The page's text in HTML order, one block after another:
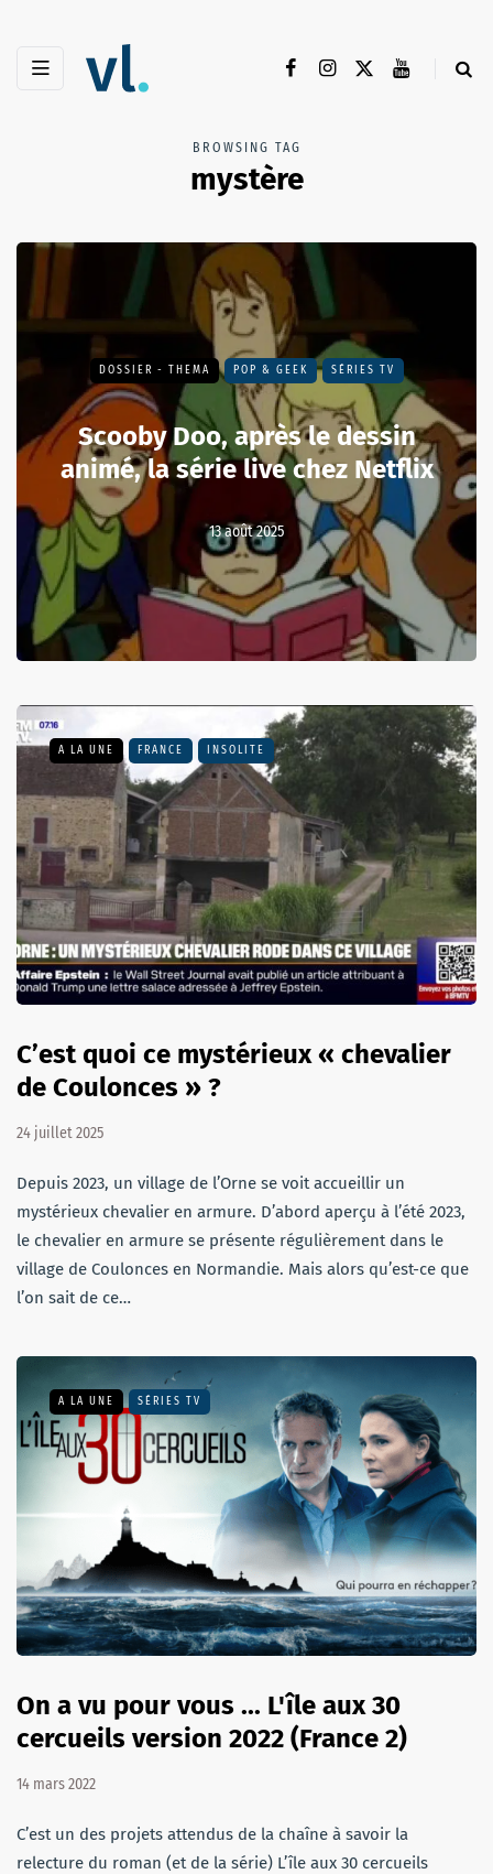
BROWSING TAG
mystère
DOSSIER - THEMA POP & GEEK SÉRIES TV
Scooby Doo, après le dessin
animé, la série live chez Netflix
13 août 2025
A LA UNE FRANCE INSOLITE
C’est quoi ce mystérieux « chevalier
de Coulonces » ?
24 juillet 2025
Depuis 2023, un village de l’Orne se voit accueillir un
mystérieux chevalier en armure. D’abord aperçu à l’été 2023,
le chevalier en armure se présente régulièrement dans le
village de Coulonces en Normandie. Mais alors qu’est-ce que
l’on sait de ce…
A LA UNE SÉRIES TV
On a vu pour vous ... L'île aux 30
cercueils version 2022 (France 2)
14 mars 2022
C’est un des projets attendus de la chaîne à savoir la
relecture du roman (et de la série) L’île aux 30 cercueils